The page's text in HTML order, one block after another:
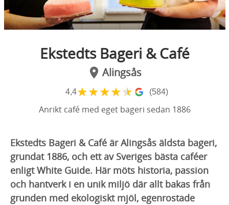
Ekstedts Bageri & Café
Alingsås
4,4★★★★★ (584)
Anrikt café med eget bageri sedan 1886
Ekstedts Bageri & Café är Alingsås äldsta bageri,
grundat 1886, och ett av Sveriges bästa caféer
enligt White Guide. Här möts historia, passion
och hantverk i en unik miljö där allt bakas från
grunden med ekologiskt mjöl, egenrostade